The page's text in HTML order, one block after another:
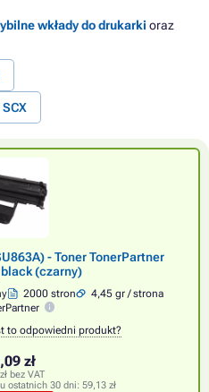
wkłady do drukarki oraz
- Toner TonerPartner
(czarny)
2000 stron
4,45 gr / strona
to odpowiedni produkt?
zł
bez VAT
ostatnich 30 dni: 59,13 zł